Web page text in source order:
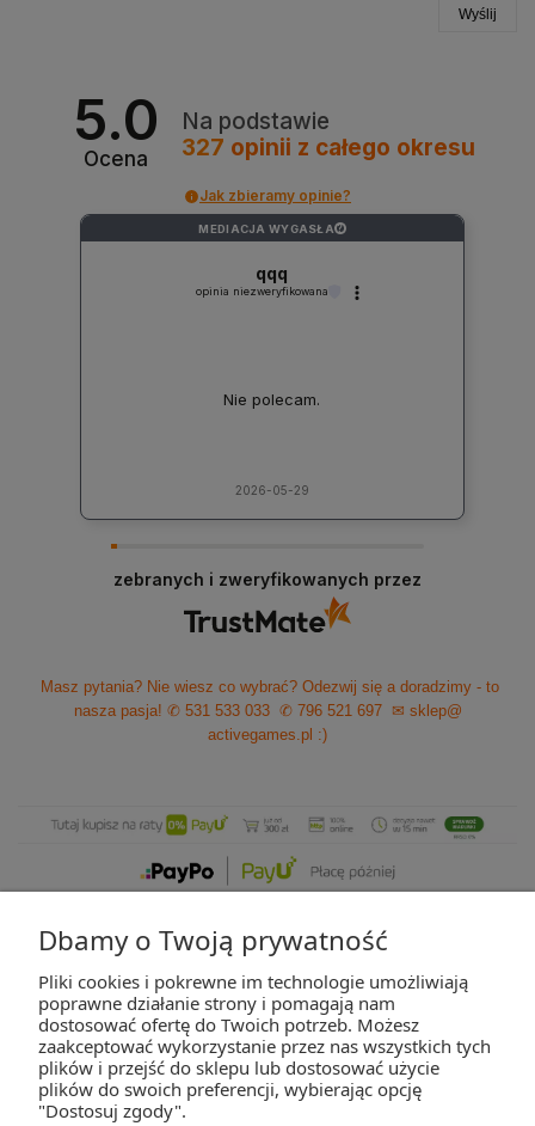
Wyślij
5.0
Ocena
Na podstawie
327 opinii z całego okresu
Jak zbieramy opinie?
MEDIACJA WYGASŁA ?
qqq
opinia niezweryfikowana
Nie polecam.
2026-05-29
zebranych i zweryfikowanych przez
Masz pytania? Nie wiesz co wybrać? Odezwij się a doradzimy - to
nasza pasja! ✆ 531 533 033 ✆ 796 521 697
✉ sklep@
activegames.pl :)
ZAKUPY
POMOC
Dbamy o Twoją prywatność
Pliki cookies i pokrewne im technologie umożliwiają
poprawne działanie strony i pomagają nam
dostosować ofertę do Twoich potrzeb. Możesz
zaakceptować wykorzystanie przez nas wszystkich tych
plików i przejść do sklepu lub dostosować użycie
plików do swoich preferencji, wybierając opcję
"Dostosuj zgody".